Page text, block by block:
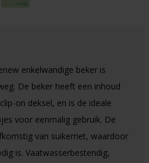
enkelwandige beker is
De beker heeft een inhoud
on deksel, en is de ideale
voor eenmalig gebruik. De
van suikerriet, waardoor
is. Vaatwasserbestendig,